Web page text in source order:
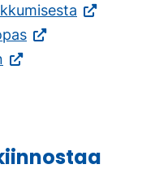
(Vieraile
(Vieraile
uuteen
(Vieraile
avautuu